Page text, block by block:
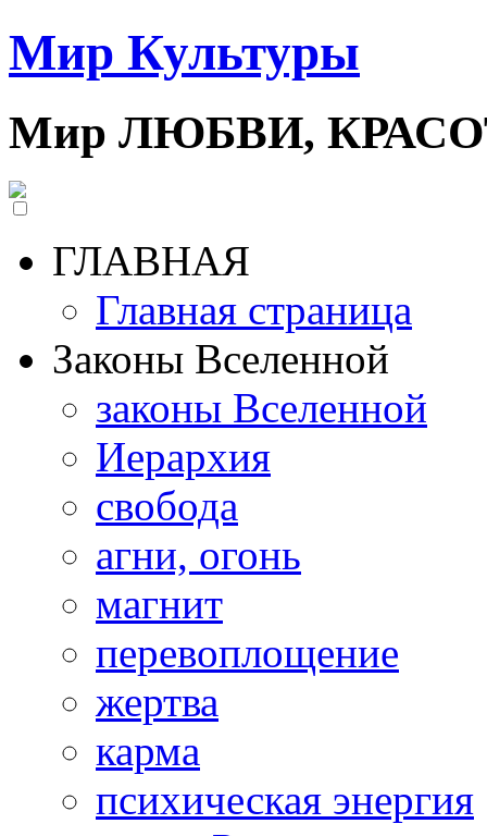
Мир Культуры
Мир ЛЮБВИ,
ГЛАВНАЯ
Главная страница
Законы Вселенной
законы Вселенной
Иерархия
свобода
агни, огонь
магнит
перевоплощение
жертва
карма
психическая энергия